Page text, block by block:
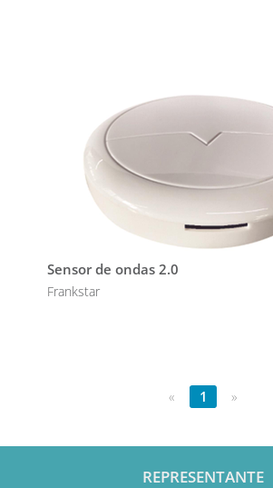
Sensor de ondas 2.0
Frankstar
« 1 »
REPRESENTANTE